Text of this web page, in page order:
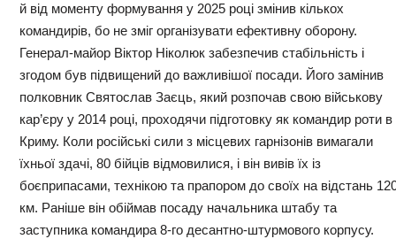
й від моменту формування у 2025 році змінив кількох
командирів, бо не зміг організувати ефективну оборону.
Генерал-майор Віктор Ніколюк забезпечив стабільність і
згодом був підвищений до важливішої посади. Його замінив
полковник Святослав Заєць, який розпочав свою військову
кар’єру у 2014 році, проходячи підготовку як командир роти в
Криму. Коли російські сили з місцевих гарнізонів вимагали
їхньої здачі, 80 бійців відмовилися, і він вивів їх із
боєприпасами, технікою та прапором до своїх на відстань
км. Раніше він обіймав посаду начальника штабу та
заступника командира 8-го десантно-штурмового корпусу.